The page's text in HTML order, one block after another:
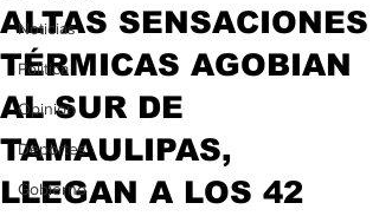
Noticias
Politica
Opinion
Deportes
Gobierno
ALTAS SENSACIONES
TÉRMICAS AGOBIAN
AL SUR DE
TAMAULIPAS,
LLEGAN A LOS 42